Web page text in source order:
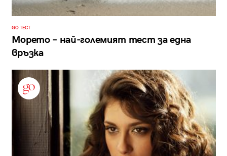
GO ТЕСТ
Морето – най-големият тест за една
връзка